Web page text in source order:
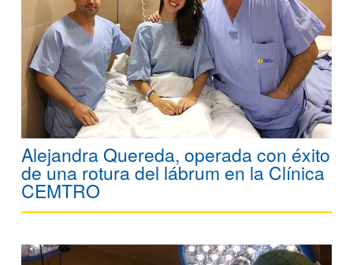
Alejandra Quereda, operada con éxito
de una rotura del lábrum en la Clínica
CEMTRO